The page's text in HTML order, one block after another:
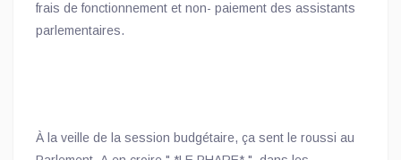
frais de fonctionnement et non- paiement des assistants
parlementaires.
À la veille de la session budgétaire, ça sent le roussi au